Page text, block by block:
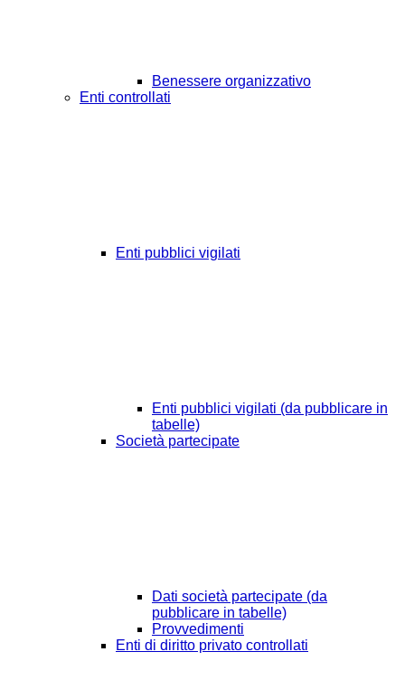
Benessere organizzativo
Enti controllati
Enti pubblici vigilati
Enti pubblici vigilati (da pubblicare in
tabelle)
Società partecipate
Dati società partecipate (da
pubblicare in tabelle)
Provvedimenti
Enti di diritto privato controllati